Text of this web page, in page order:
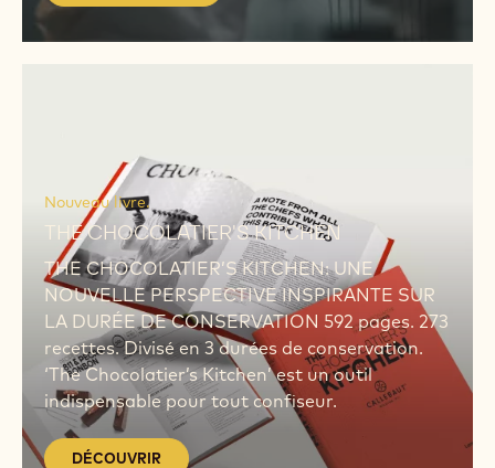
BORN ORIGINAL
Les chefs et artisans du monde entier
entier. Nous y dévoilons vos histoires toutes
plus inspirantes les unes que les autres. Vos
recettes. Et vos idées.
EN SAVOIR PLUS
DÉCOUVRIR
DÉCOUVRIR